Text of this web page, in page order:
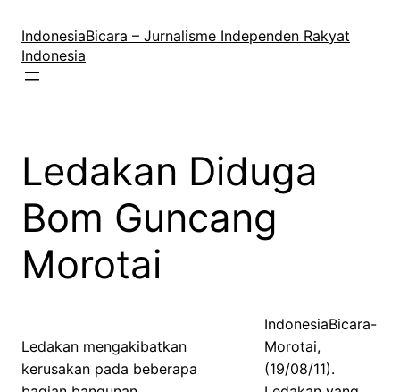
konten
IndonesiaBicara – Jurnalisme Independen Rakyat
Indonesia
Ledakan Diduga
Bom Guncang
Morotai
Ledakan mengakibatkan
kerusakan pada beberapa
IndonesiaBicara-
Morotai,
(19/08/11).